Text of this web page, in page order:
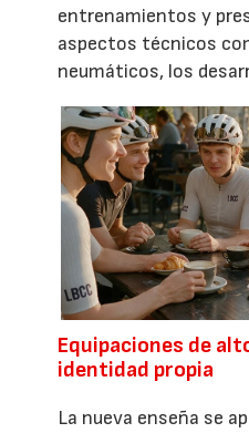
entrenamientos y
aspectos técnicos
neumáticos, los
Equipaciones de
identidad propia
La nueva enseña se